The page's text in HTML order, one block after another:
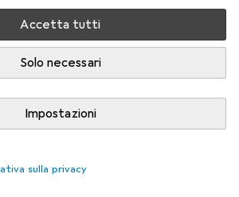
Accetta tutti
Solo necessari
Impostazioni
sulla privacy